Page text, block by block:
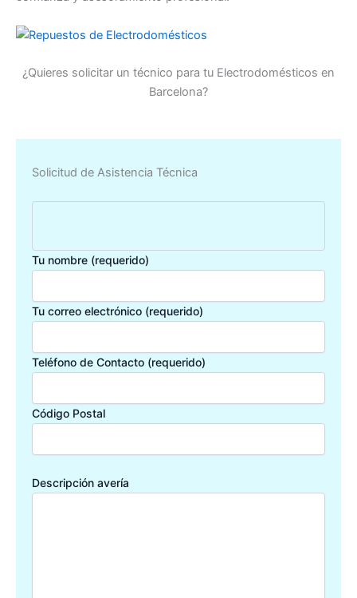
¿Quieres solicitar un técnico para tu Electrodomésticos en
Barcelona?
Solicitud de Asistencia Técnica
Tu nombre (requerido)
Tu correo electrónico (requerido)
Teléfono de Contacto (requerido)
Código Postal
Descripción avería